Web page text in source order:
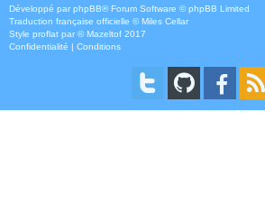
Développé par phpBB® Forum Software © phpBB Limited
Traduction française officielle ©Miles Cellar
Style proflat par ©Mazeltof 2017
Confidentialité | Conditions